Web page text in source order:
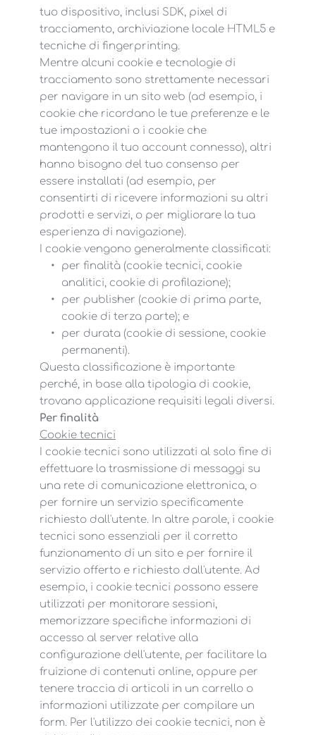
tuo dispositivo, inclusi SDK, pixel di
tracciamento, archiviazione locale HTML5 e
tecniche di fingerprinting.
Mentre alcuni cookie e tecnologie di
tracciamento sono strettamente necessari
per navigare in un sito web (ad esempio, i
cookie che ricordano le tue preferenze e le
tue impostazioni o i cookie che
mantengono il tuo account connesso), altri
hanno bisogno del tuo consenso per
essere installati (ad esempio, per
consentirti di ricevere informazioni su altri
prodotti e servizi, o per migliorare la tua
esperienza di navigazione).
I cookie vengono generalmente classificati:
per finalità (cookie tecnici, cookie
analitici, cookie di profilazione);
per publisher (cookie di prima parte,
cookie di terza parte); e
per durata (cookie di sessione, cookie
permanenti).
Questa classificazione è importante
perché, in base alla tipologia di cookie,
trovano applicazione requisiti legali diversi.
Per finalità
Cookie tecnici
I cookie tecnici sono utilizzati al solo fine di
effettuare la trasmissione di messaggi su
una rete di comunicazione elettronica, o
per fornire un servizio specificamente
richiesto dall'utente. In altre parole, i cookie
tecnici sono essenziali per il corretto
funzionamento di un sito e per fornire il
servizio offerto e richiesto dall'utente. Ad
esempio, i cookie tecnici possono essere
utilizzati per monitorare sessioni,
memorizzare specifiche informazioni di
accesso al server relative alla
configurazione dell'utente, per facilitare la
fruizione di contenuti online, oppure per
tenere traccia di articoli in un carrello o
informazioni utilizzate per compilare un
form. Per l'utilizzo dei cookie tecnici, non è